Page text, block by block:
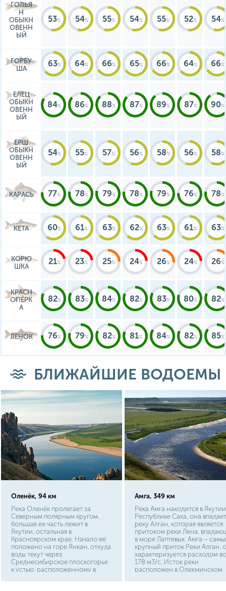
ГОЛЬЯ
Н
ОБЫКН
ОВЕНН
ЫЙ
53 54 55 54 55 52 54
ГОРБУ
ША
63 64 66 65 66 64 66
ЕЛЕЦ
ОБЫКН
ОВЕНН
ЫЙ
84 86 88 87 89 87 90
ЕРШ
ОБЫКН
ОВЕНН
ЫЙ
54 55 57 56 58 56 58
КАРАСЬ 77 78 79 78 79 76 78
КЕТА 60 61 63 62 63 61 63
КОРЮ
ШКА
21 23 25 24 26 24 26
КРАСН
ОПЁРК
А
82 83 84 82 83 80 82
ЛЕНОК 76 79 82 81 84 82 85
БЛИЖАЙШИЕ ВОДОЕМЫ
Оленёк, 94 км
Река Оленёк пролегает за
Северным полярным кругом,
большая ее часть лежит в
Якутии, остальная в
Красноярском крае. Начало ее
положено на горе Янкан, откуда
воды текут через
Среднесибирское плоскогорье
к устью, расположенному в
Амга, 349 км
Река Амга находится в
Республике Саха, она
реку Алган, которая является
притоком реки Лена,
в море Лаптевых. Амга –
крупный приток Реки Алган,
характеризуется расходом
178 м3/с. Исток реки
расположен в Олекминском